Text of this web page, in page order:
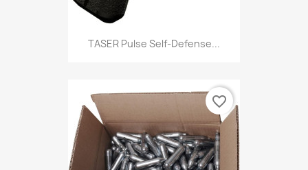
TASER Pulse Self-Defense...
favorite_border